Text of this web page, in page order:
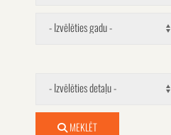
- Izvēlēties gadu -
- Izvēlēties detaļu -
MEKLĒT